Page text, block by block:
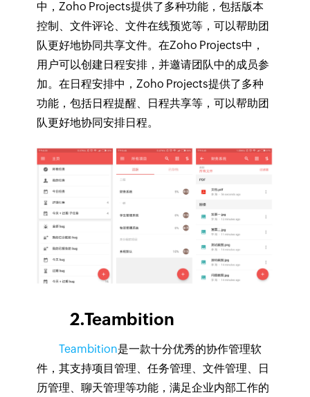
中，Zoho Projects提供了多种功能，包括版本
控制、文件评论、文件在线预览等，可以帮助团
队更好地协同共享文件。在Zoho Projects中，
用户可以创建日程安排，并邀请团队中的成员参
加。在日程安排中，Zoho Projects提供了多种
功能，包括日程提醒、日程共享等，可以帮助团
队更好地协同安排日程。
2.Teambition
Teambition是一款十分优秀的协作管理软
件，其支持项目管理、任务管理、文件管理、日
历管理、聊天管理等功能，满足企业内部工作的